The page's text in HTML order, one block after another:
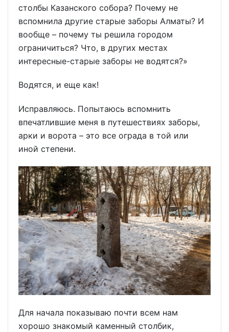
столбы Казанского собора? Почему не
вспомнила другие старые заборы Алматы? И
вообще – почему ты решила городом
ограничиться? Что, в других местах
интересные-старые заборы не водятся?»
Водятся, и еще как!
Исправляюсь. Попытаюсь вспомнить
впечатлившие меня в путешествиях заборы,
арки и ворота – это все ограда в той или
иной степени.
Для начала показываю почти всем нам
хорошо знакомый каменный столбик,